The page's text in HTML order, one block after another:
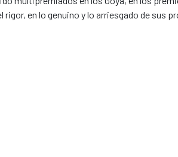
rigor, en lo genuino y lo arriesgado de sus